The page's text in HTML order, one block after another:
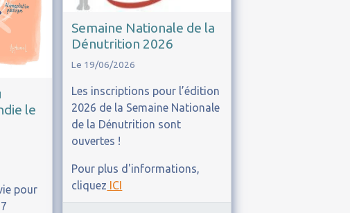
le
pour
Semaine Nationale de la
Dénutrition 2026
Le 19/06/2026
Les inscriptions pour l’édition
2026 de la Semaine Nationale
de la Dénutrition sont
ouvertes !
Pour plus d'informations,
cliquez ICI